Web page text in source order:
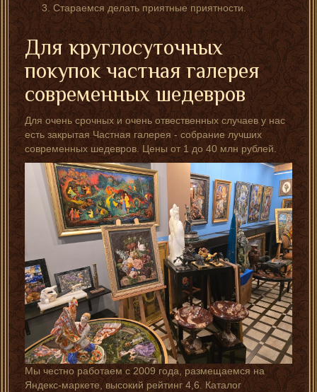
Стараемся делать приятные приятности.
Для круглосуточных
покупок частная галерея
современных шедевров
Для очень срочных и очень отвественных случаев у нас
есть закрытая Частная галерея - собрание лучших
современных шедевров. Цены от 1 до 40 млн рублей.
Мы честно работаем с 2009 года, размещаемся на
Яндекс-маркете, высокий рейтинг 4,6. Каталог